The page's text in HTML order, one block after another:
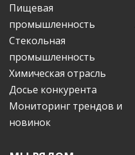
Пищевая
промышленность
Стекольная
промышленность
Химическая отрасль
Досье конкурента
Мониторинг трендов и
новинок